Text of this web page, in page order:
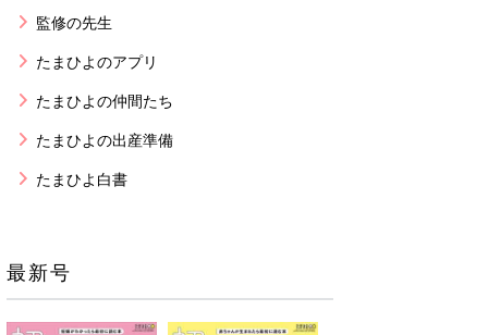
監修の先生
たまひよのアプリ
たまひよの仲間たち
たまひよの出産準備
たまひよ白書
最新号